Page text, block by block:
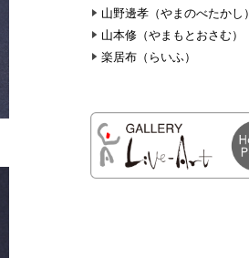
山野邊孝（やまのべたかし）
山本修（やまもとおさむ）
楽居布（らいふ）